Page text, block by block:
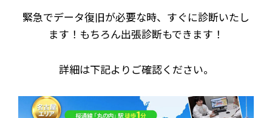
緊急でデータ復旧が必要な時、すぐに診断いたし
ます！もちろん出張診断もできます！
詳細は下記よりご確認ください。